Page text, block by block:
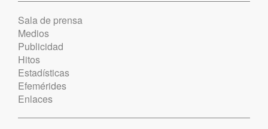
Sala de prensa
Medios
Publicidad
Hitos
Estadísticas
Efemérides
Enlaces